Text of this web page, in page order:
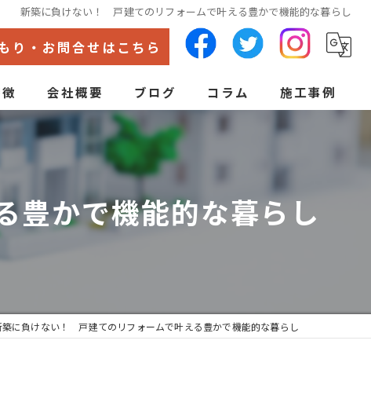
新築に負けない！ 戸建てのリフォームで叶える豊かで機能的な暮らし
り・お問合せはこちら
会社概要
代表あいさつ
ブログ コラム 施工事例
かで機能的な暮らし
築に負けない！ 戸建てのリフォームで叶える豊かで機能的な暮らし